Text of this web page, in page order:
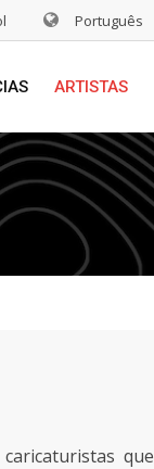
Português
ARTISTAS